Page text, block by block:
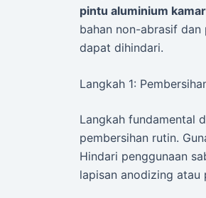
pintu aluminium
bahan non-abrasif
dapat dihindari.
Langkah 1:
Langkah fundamental
pembersihan rutin.
Hindari penggunaan
lapisan anodizing